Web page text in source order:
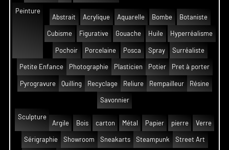
Peinture
Abstrait
Acrylique Aquarelle Bombe Botaniste
Cubisme Figurative Gouache Huile Hyperréalisme
Pochoir Porcelaine Posca Spray Surréaliste
Petite Enfance Photographie Plasticien Potier Pret à porter
Pyrogravure Quilling Recyclage Reliure Rempailleur Résine
Savonnier
Sculpture
Argile
Bois carton Métal Papier pierre Verre
Sérigraphie Showroom Sneakarts Steampunk Street Art